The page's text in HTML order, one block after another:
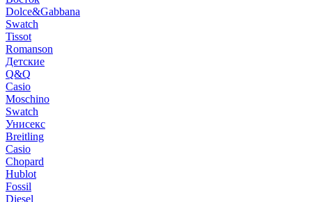
Dolce&Gabbana
Swatch
Tissot
Romanson
Детские
Q&Q
Casio
Moschino
Swatch
Унисекс
Breitling
Casio
Chopard
Hublot
Fossil
Diesel